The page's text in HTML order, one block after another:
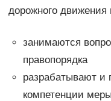
дорожного движения
занимаются
правопорядка
разрабатывают и
компетенции